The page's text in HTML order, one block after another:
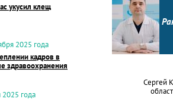
укусил клещ
2025 года
кадров в
здравоохранения
года
Сергей